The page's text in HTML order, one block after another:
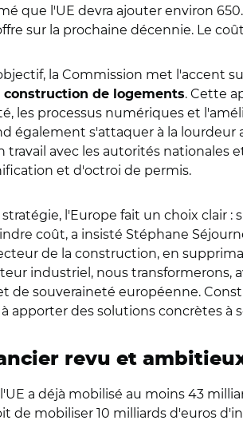
que l'UE devra ajouter environ
sur la prochaine décennie. Le
la Commission met l'accent
construction de logements. Cette
les processus numériques et
également s'attaquer à la
travail avec les autorités
et d'octroi de permis.
l'Europe fait un choix clair
coût, a insisté Stéphane
de la construction, en
industriel, nous
de souveraineté européenne.
apporter des solutions concrètes à
revu et
a déjà mobilisé au moins 43
de mobiliser 10 milliards d'euros